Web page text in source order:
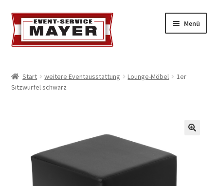
Menü
Event-Service
Kontakt & Feedback
Start weitere Eventausstattung Lounge-Möbel
1er
Sitzwürfel schwarz